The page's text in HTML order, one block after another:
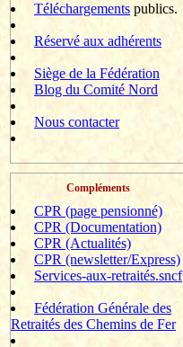
Téléchargements publics.
Réservé aux adhérents
Siège de la Fédération
Blog du Comité Nord
Nous contacter
Compléments
CPR (page pensionné)
CPR (Documentation)
CPR (Actualités)
CPR (newsletter/Express)
Services-aux-retraités.sncf
Fédération Générale des
Retraités des Chemins de Fer